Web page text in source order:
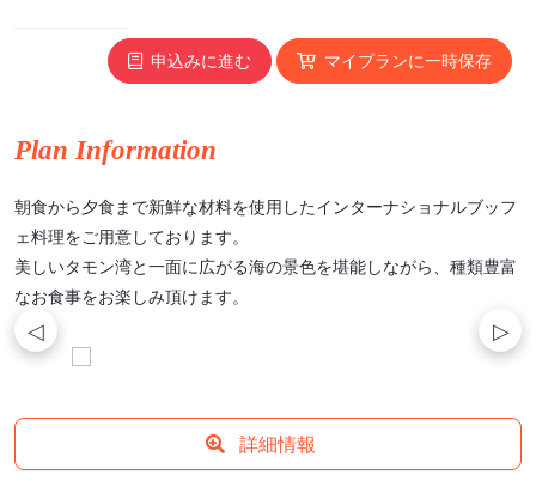
申込みに進む マイプランに一時保存
Plan Information
朝食から夕食まで新鮮な材料を使用したインターナショナルブッフ
ェ料理をご用意しております。
美しいタモン湾と一面に広がる海の景色を堪能しながら、種類豊富
なお食事をお楽しみ頂けます。
詳細情報